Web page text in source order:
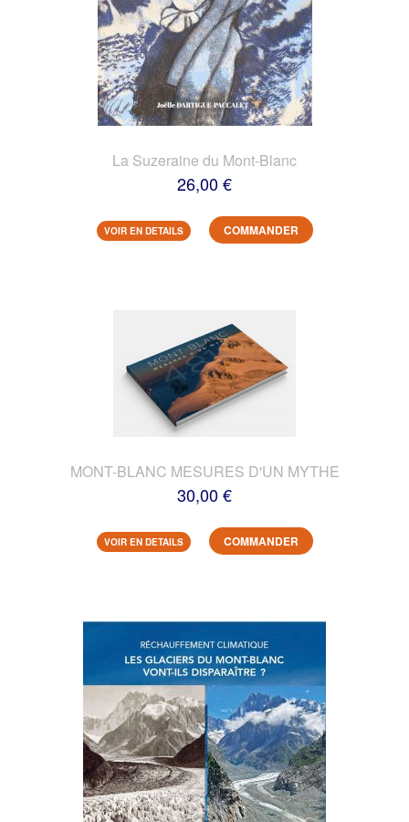
La Suzeraine du Mont-Blanc
26,00 €
VOIR EN DETAILS COMMANDER
MONT-BLANC MESURES D'UN MYTHE
30,00 €
VOIR EN DETAILS COMMANDER